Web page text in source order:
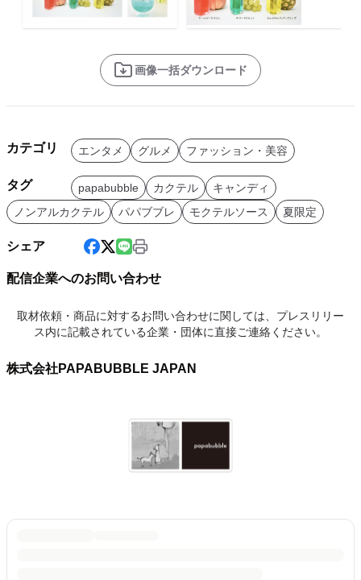
画像一括ダウンロード
カテゴリ エンタメ グルメ ファッション・美容
タグ papabubble カクテル
キャンディ
ノンアルカクテル
パパブブレ モクテルソース 夏限定
シェア
配信企業へのお問い合わせ
取材依頼・商品に対するお問い合わせに関しては、プレスリリー
ス内に記載されている企業・団体に直接ご連絡ください。
株式会社PAPABUBBLE JAPAN